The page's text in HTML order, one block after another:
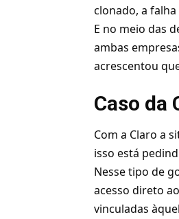
clonado, a
E no meio das
ambas
acrescentou
Caso da
Com a Claro a
isso está
Nesse tipo de
acesso direto
vinculadas